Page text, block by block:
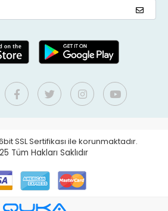
SSL Sertifikası ile korunmaktadır.
Tüm Hakları Saklıdır